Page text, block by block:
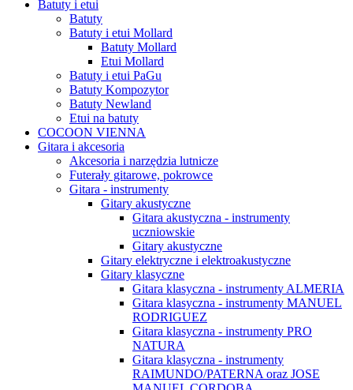
Batuty i etui
Batuty
Batuty i etui Mollard
Batuty Mollard
Etui Mollard
Batuty i etui PaGu
Batuty Kompozytor
Batuty Newland
Etui na batuty
COCOON VIENNA
Gitara i akcesoria
Akcesoria i narzędzia lutnicze
Futerały gitarowe, pokrowce
Gitara - instrumenty
Gitary akustyczne
Gitara akustyczna - instrumenty
uczniowskie
Gitary akustyczne
Gitary elektryczne i elektroakustyczne
Gitary klasyczne
Gitara klasyczna - instrumenty ALMERIA
Gitara klasyczna - instrumenty MANUEL
RODRIGUEZ
Gitara klasyczna - instrumenty PRO
NATURA
Gitara klasyczna - instrumenty
RAIMUNDO/PATERNA oraz JOSE